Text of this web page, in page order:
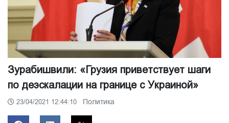
Зурабишвили: «Грузия приветствует шаги
по деэскалации на границе с Украиной»
23/04/2021 12:44:10 Политика